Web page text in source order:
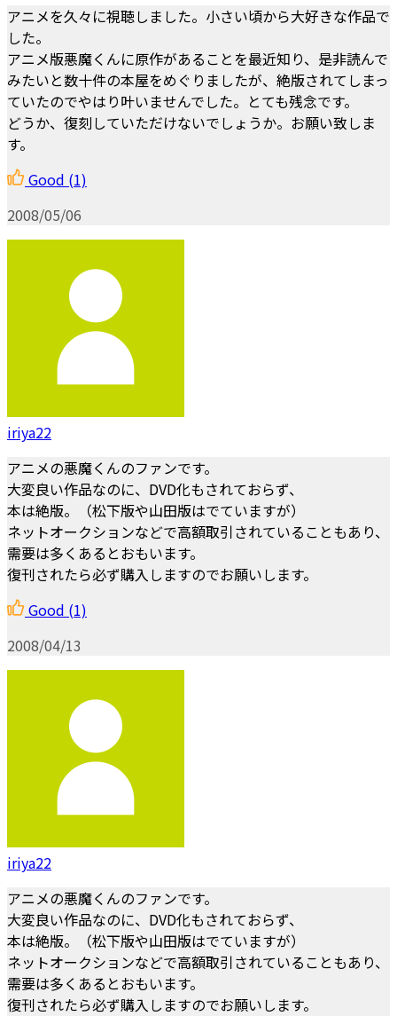
アニメを久々に視聴しました。小さい頃から大好きな作品で
した。
アニメ版悪魔くんに原作があることを最近知り、是非読んで
みたいと数十件の本屋をめぐりましたが、絶版されてしまっ
ていたのでやはり叶いませんでした。とても残念です。
どうか、復刻していただけないでしょうか。お願い致しま
す。
Good (1)
2008/05/06
iriya22
アニメの悪魔くんのファンです。
大変良い作品なのに、DVD化もされておらず、
本は絶版。（松下版や山田版はでていますが）
ネットオークションなどで高額取引されていることもあり、
需要は多くあるとおもいます。
復刊されたら必ず購入しますのでお願いします。
Good (1)
2008/04/13
iriya22
アニメの悪魔くんのファンです。
大変良い作品なのに、DVD化もされておらず、
本は絶版。（松下版や山田版はでていますが）
ネットオークションなどで高額取引されていることもあり、
需要は多くあるとおもいます。
復刊されたら必ず購入しますのでお願いします。